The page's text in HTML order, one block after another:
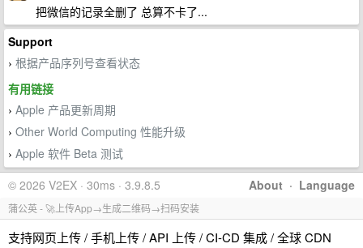
把微信的记录全删了 总算不卡了...
Support
› 根据产品序列号查看状态
有用链接
› Apple 产品更新周期
› Other World Computing 性能升级
› Apple 软件 Beta 测试
About · Language
© 2026 V2EX · 30ms · 3.9.8.5
蒲公英 - 🚀上传App→生成二维码→扫码安装
支持网页上传 / 手机上传 / API 上传 / CI-CD 集成 / 全球 CDN